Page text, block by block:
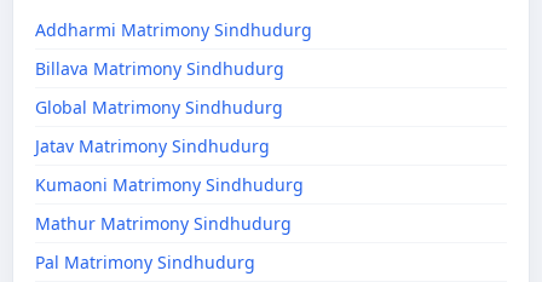
Addharmi Matrimony Sindhudurg
Billava Matrimony Sindhudurg
Global Matrimony Sindhudurg
Jatav Matrimony Sindhudurg
Kumaoni Matrimony Sindhudurg
Mathur Matrimony Sindhudurg
Pal Matrimony Sindhudurg